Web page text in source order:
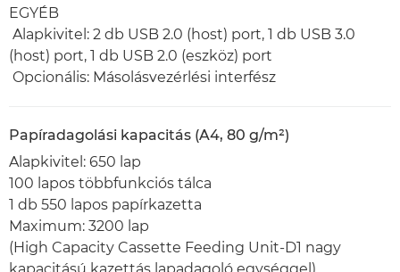
EGYÉB
Alapkivitel: 2 db USB 2.0 (host) port, 1 db USB 3.0
(host) port, 1 db USB 2.0 (eszköz) port
Opcionális: Másolásvezérlési interfész
Papíradagolási kapacitás (A4, 80 g/m²)
Alapkivitel: 650 lap
100 lapos többfunkciós tálca
1 db 550 lapos papírkazetta
Maximum: 3200 lap
(High Capacity Cassette Feeding Unit-D1 nagy